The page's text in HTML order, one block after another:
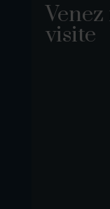
visite